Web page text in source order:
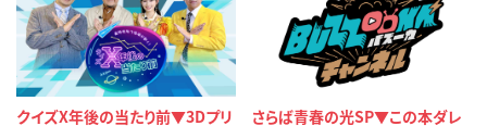
クイズX年後の当たり前▼3Dプリ
さらば青春の光SP▼この本ダレ